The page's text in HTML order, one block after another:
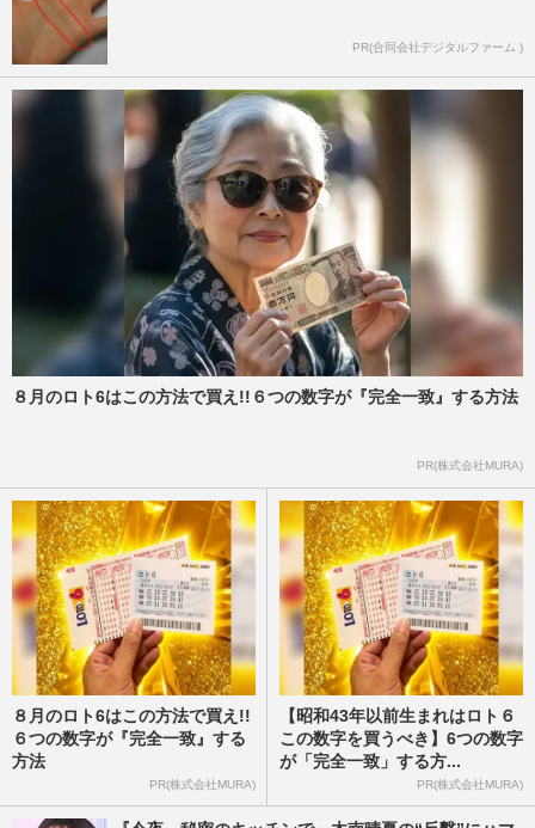
PR(合同会社デジタルファーム )
８月のロト6はこの方法で買え!!６つの数字が『完全一致』する方法
PR(株式会社MURA)
８月のロト6はこの方法で買え!!
６つの数字が『完全一致』する
方法
PR(株式会社MURA)
【昭和43年以前生まれはロト６
この数字を買うべき】6つの数字
が「完全一致」する方...
PR(株式会社MURA)